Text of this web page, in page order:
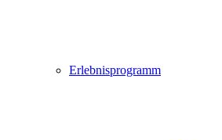
Erlebnisprogramm